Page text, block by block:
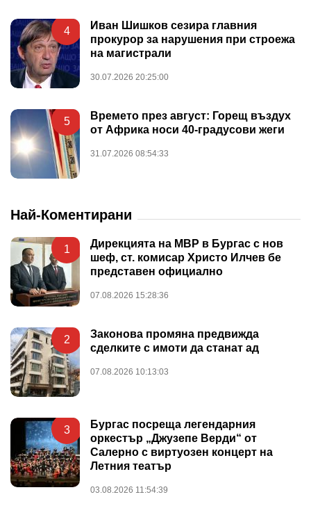
4
Иван Шишков сезира главния
прокурор за нарушения при строежа
на магистрали
30.07.2026 20:25:00
5
Времето през август: Горещ въздух
от Африка носи 40-градусови жеги
31.07.2026 08:54:33
Най-Коментирани
1
Дирекцията на МВР в Бургас с нов
шеф, ст. комисар Христо Илчев бе
представен официално
07.08.2026 15:28:36
2
Законова промяна предвижда
сделките с имоти да станат ад
07.08.2026 10:13:03
3
Бургас посреща легендарния
оркестър „Джузепе Верди“ от
Салерно с виртуозен концерт на
Летния театър
03.08.2026 11:54:39